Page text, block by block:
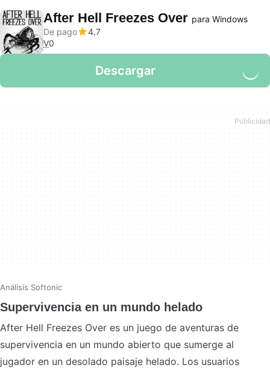
After Hell Freezes Over para Windows
De pago
4.7
V0
Descargar
Análisis Softonic
Supervivencia en un mundo helado
After Hell Freezes Over es un juego de aventuras de
supervivencia en un mundo abierto que sumerge al
jugador en un desolado paisaje helado. Los usuarios